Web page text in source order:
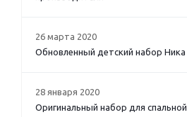
26 марта 2020
Обновленный детский набор Ника
28 января 2020
Оригинальный набор для спальной